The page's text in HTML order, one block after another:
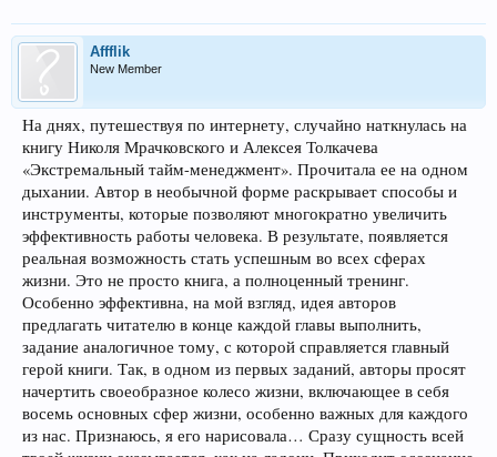
Affflik
New Member
На днях, путешествуя по интернету, случайно наткнулась на
книгу Николя Мрачковского и Алексея Толкачева
«Экстремальный тайм-менеджмент». Прочитала ее на одном
дыхании. Автор в необычной форме раскрывает способы и
инструменты, которые позволяют многократно увеличить
эффективность работы человека. В результате, появляется
реальная возможность стать успешным во всех сферах
жизни. Это не просто книга, а полноценный тренинг.
Особенно эффективна, на мой взгляд, идея авторов
предлагать читателю в конце каждой главы выполнить,
задание аналогичное тому, с которой справляется главный
герой книги. Так, в одном из первых заданий, авторы просят
начертить своеобразное колесо жизни, включающее в себя
восемь основных сфер жизни, особенно важных для каждого
из нас. Признаюсь, я его нарисовала… Сразу сущность всей